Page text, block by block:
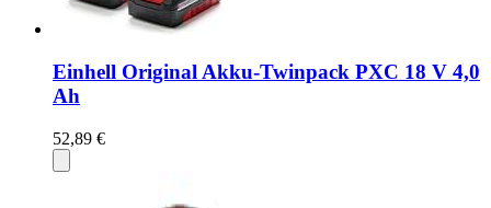
Einhell Original Akku-Twinpack PXC 18 V 4,0
Ah
52,89 €